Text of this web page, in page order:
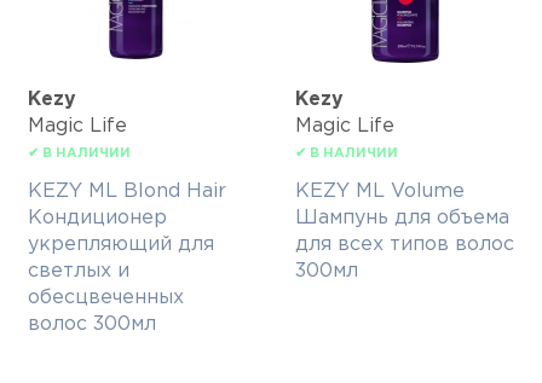
Kezy
Magic Life
✔ В НАЛИЧИИ
KEZY ML Blond Hair
Кондиционер
укрепляющий для
светлых и
обесцвеченных
волос 300мл
Kezy
Magic Life
✔ В НАЛИЧИИ
KEZY ML Volume
Шампунь для объема
для всех типов волос
300мл